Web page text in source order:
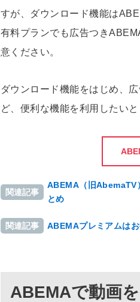
すが、ダウンロード機能は
有料プランでも広告つき
意ください。
ダウンロード機能をはじめ、
ど、便利な機能を利用したい
関連記事
ABEMA（旧AbemaTV
とめ
関連記事 ABEMAプレミアムは
ABEMAで動画